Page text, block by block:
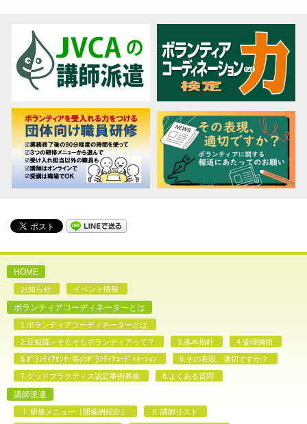
HOME
お知らせ イベント情報
ボランティアコーディネーターとは
1.ボランティアコーディネーターとは
2.豆知識～そもそもボランティアって？ 3.基本指針 4.倫理綱領
5.ﾎﾞﾗﾝﾃｨｱｾﾝﾀｰ等のﾎﾞﾗﾝﾃｨｱｺｰﾃﾞｨﾈｰｼｮﾝ 6.その表現、適切ですか？
7.グッドプラクティス認定事例募集 8.よくある質問
講師派遣
Ⅰ.研修メニュー［開催例紹介］ Ⅱ.講師リスト